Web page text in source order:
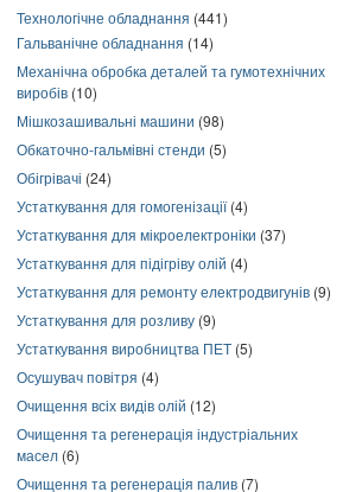
Технологічне обладнання (441)
Гальванічне обладнання (14)
Механічна обробка деталей та гумотехнічних
виробів (10)
Мішкозашивальні машини (98)
Обкаточно-гальмівні стенди (5)
Обігрівачі (24)
Устаткування для гомогенізації(4)
Устаткування для мікроелектроніки (37)
Устаткування для підігріву олій (4)
Устаткування для ремонту електродвигунів (9)
Устаткування для розливу (9)
Устаткування виробництва ПЕТ (5)
Осушувач повітря (4)
Очищення всіх видів олій (12)
Очищення та регенерація індустріальних
масел (6)
Очищення та регенерація палив (7)